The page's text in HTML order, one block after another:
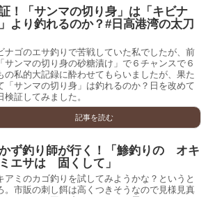
！「サンマの切り身」は「キビナ
より釣れるのか？#日高港湾の太刀
ナゴのエサ釣りで苦戦していた私でしたが、前
サンマの切り身の砂糖漬け」で６チャンスで６
の私的大記録に酔わせてもらいましたが、果た
「サンマの切り身」は釣れるのか？日を改めて
検証してみました。
記事を読む
ず釣り師が行く！「鯵釣りの オキ
エサは 固くして」
アミのカゴ釣りを試してみようかな？というと
。市販の刺し餌は高くつきそうなので見様見真